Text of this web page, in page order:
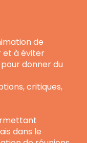
de
et à éviter
donner du
critiques,
dans le